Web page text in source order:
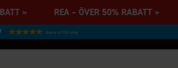
» REA – ÖVER 50%
Baserat på 27231 betyg